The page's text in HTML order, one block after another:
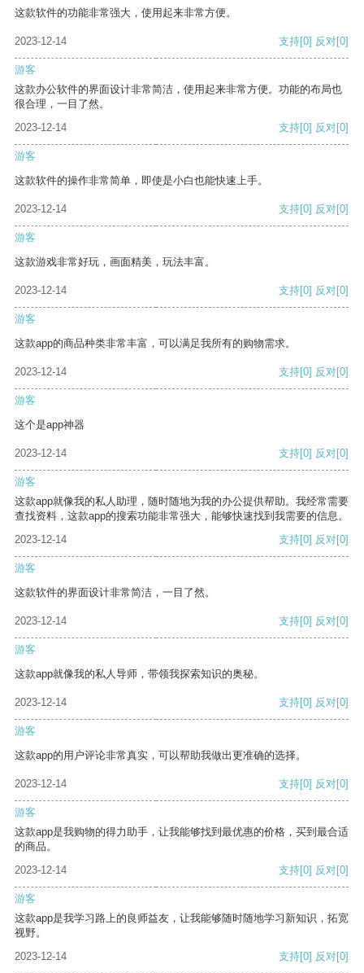
这款软件的功能非常强大，使用起来非常方便。
2023-12-14 支持[0] 反对[0]
游客
这款办公软件的界面设计非常简洁，使用起来非常方便。功能的布局也
很合理，一目了然。
2023-12-14
支持[0] 反对[0]
游客
这款软件的操作非常简单，即使是小白也能快速上手。
2023-12-14 支持[0] 反对[0]
游客
这款游戏非常好玩，画面精美，玩法丰富。
2023-12-14 支持[0] 反对[0]
游客
这款app的商品种类非常丰富，可以满足我所有的购物需求。
2023-12-14 支持[0] 反对[0]
游客
这个是app神器
2023-12-14 支持[0] 反对[0]
游客
这款app就像我的私人助理，随时随地为我的办公提供帮助。我经常需要
查找资料，这款app的搜索功能非常强大，能够快速找到我需要的信息。
2023-12-14
支持[0] 反对[0]
游客
这款软件的界面设计非常简洁，一目了然。
2023-12-14 支持[0] 反对[0]
游客
这款app就像我的私人导师，带领我探索知识的奥秘。
2023-12-14 支持[0] 反对[0]
游客
这款app的用户评论非常真实，可以帮助我做出更准确的选择。
2023-12-14 支持[0] 反对[0]
游客
这款app是我购物的得力助手，让我能够找到最优惠的价格，买到最合适
的商品。
2023-12-14
支持[0] 反对[0]
游客
这款app是我学习路上的良师益友，让我能够随时随地学习新知识，拓宽
视野。
2023-12-14
支持[0] 反对[0]